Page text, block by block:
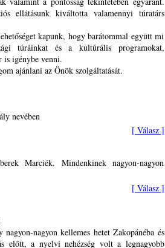
ellátásunk kiváltotta valamennyi túratárs
kapunk, hogy barátommal együtt mi
túráinkat és a kultúrális programokat,
is igénybe venni.
ajánlani az Önök szolgáltatását.
nevében
[ Válasz ]
Marciék. Mindenkinek nagyon-nagyon
[ Válasz ]
nagyon kellemes hetet Zakopánéba és
előtt, a nyelvi nehézség volt a legnagyobb